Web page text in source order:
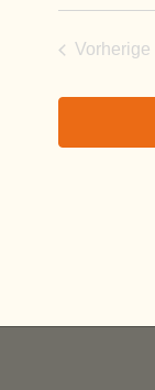
Vorherige